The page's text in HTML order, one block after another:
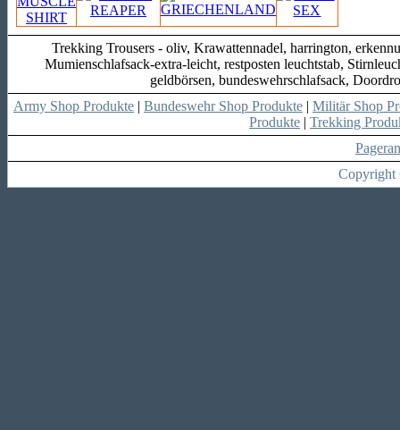
Trekking Trousers - oliv, Krawattennadel, harrington,
Mumienschlafsack-extra-leicht, restposten leuchtstab,
geldbörsen, bundeswehrschlafsack,
Army Shop Produkte | Bundeswehr Shop Produkte | Militär Shop
Produkte | Trekking